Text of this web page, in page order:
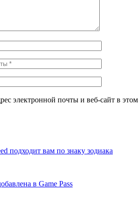
электронной почты и веб-сайт в
подходит вам по знаку зодиака
в Game Pass